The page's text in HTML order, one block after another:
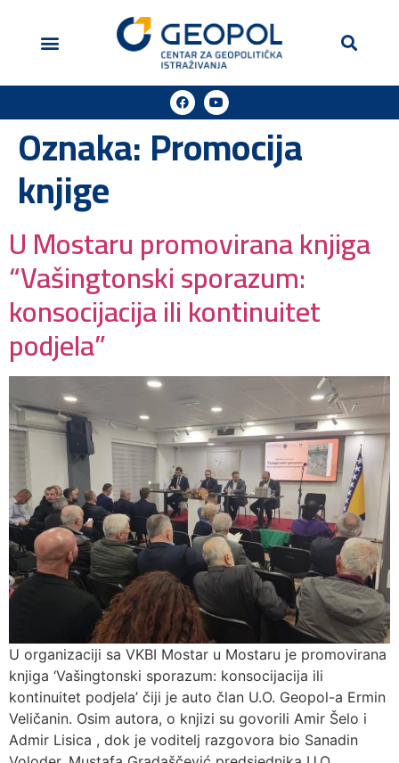
Oznaka:Promocija
knjige
U Mostaru promovirana knjiga
“Vašingtonski sporazum:
konsocijacija ili kontinuitet
podjela”
U organizaciji sa VKBI Mostar u Mostaru je promovirana
knjiga ‘Vašingtonski sporazum: konsocijacija ili
kontinuitet podjela’ čiji je auto član U.O. Geopol-a Ermin
Veličanin. Osim autora, o knjizi su govorili Amir Šelo i
Admir Lisica , dok je voditelj razgovora bio Sanadin